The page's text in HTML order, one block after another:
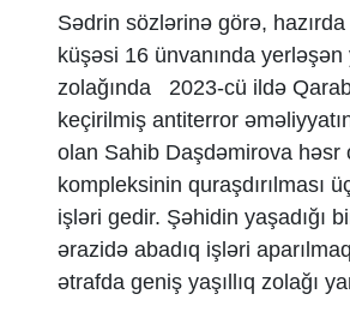
Sədrin sözlərinə görə, hazırda
küşəsi 16 ünvanında yerləşən
zolağında 2023-cü ildə
keçirilmiş antiterror
olan Sahib Daşdəmirova həsr
kompleksinin quraşdırılması
işləri gedir. Şəhidin yaşadığı
ərazidə abadıq işləri
ətrafda geniş yaşıllıq zolağı